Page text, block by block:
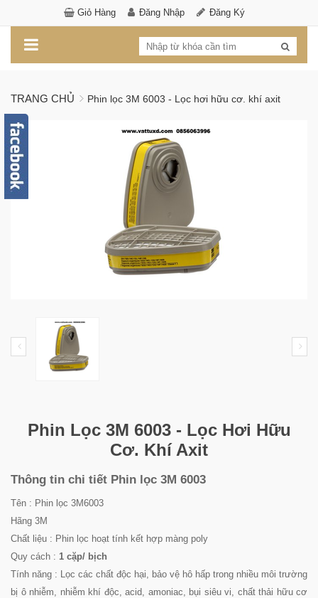
Giỏ Hàng Đăng Nhập Đăng Ký
TRANG CHỦ Phin lọc 3M 6003 - Lọc hơi hữu cơ. khí axit
Phin Lọc 3M 6003 - Lọc Hơi Hữu
Cơ. Khí Axit
Thông tin chi tiết Phin lọc 3M 6003
Tên : Phin lọc 3M6003
Hãng 3M
Chất liệu : Phin lọc hoạt tính kết hợp màng poly
Quy cách : 1 cặp/ bịch
Tính năng : Lọc các chất độc hại, bảo vệ hô hấp trong nhiều môi trường
bị ô nhiễm, nhiễm khí độc, acid, amoniac, bụi siêu vi, chất thải hữu cơ